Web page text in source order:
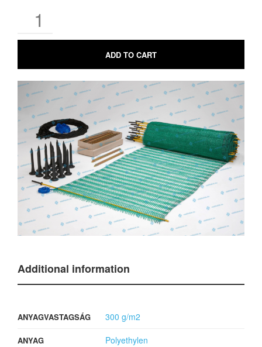
ADD TO CART
Additional information
ANYAGVASTAGSÁG 300 g/m2
ANYAG Polyethylen